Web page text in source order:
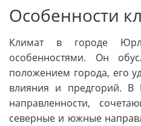
Особенности
Климат в городе
особенностями. Он
положением города, его
влияния и предгорий.
направленности,
северные и южные